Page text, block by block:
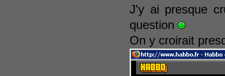
J'y ai presque
question
On y croirait